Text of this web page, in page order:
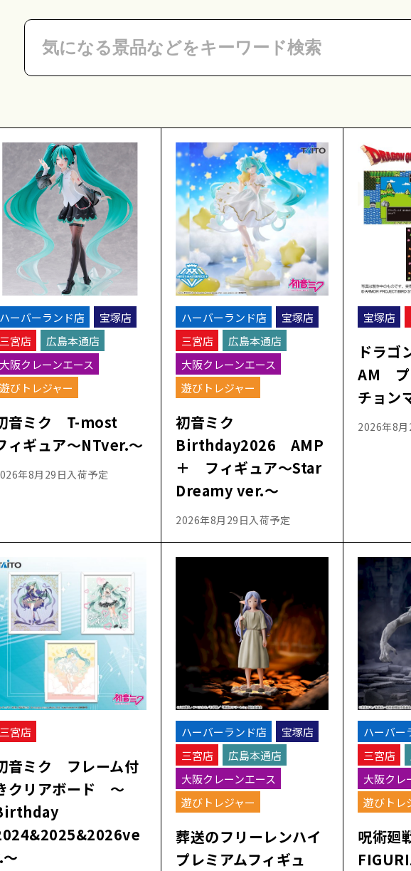
ハーバーランド店
宝塚店
三宮店
広島本通店
大阪クレーンエース
遊びトレジャー
音ミク T-most
ィギュア～NTver.～
年8月29日入荷予定
ハーバーランド店
宝塚店
三宮店
広島本通店
大阪クレーンエース
遊びトレジャー
初音ミク
Birthday2026 AMP
＋ フィギュア～Star
Dreamy ver.～
2026年8月29日入荷予定
宝塚店
ドラ
AM プ
チョン
2026年8
三宮店
音ミク フレーム付
クリアボード ～
ハーバーランド店
宝塚店
三宮店
広島本通店
大阪クレーンエース
遊びトレジャー
葬送のフリーレンハイ
プレミアムフィギュ
ハーバー
三宮店
大阪クレ
遊びトレ
呪術廻